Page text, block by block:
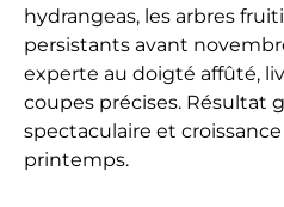
hydrangeas, les arbres
persistants avant
experte au doigté affûté,
coupes précises. Résultat
spectaculaire et
printemps.